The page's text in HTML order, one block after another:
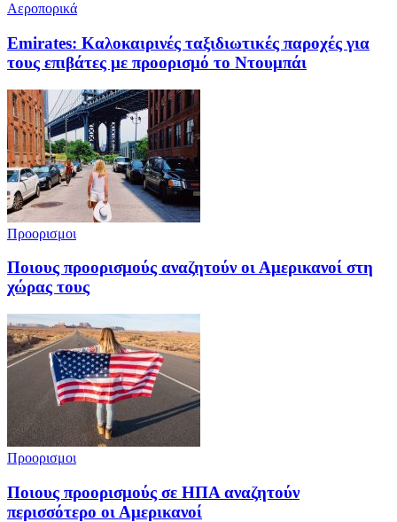
Αεροπορικά
Emirates: Καλοκαιρινές ταξιδιωτικές παροχές για
τους επιβάτες με προορισμό το Ντουμπάι
Προορισμοι
Ποιους προορισμούς αναζητούν οι Αμερικανοί στη
χώρας τους
Προορισμοι
Ποιους προορισμούς σε ΗΠΑ αναζητούν
περισσότερο οι Αμερικανοί